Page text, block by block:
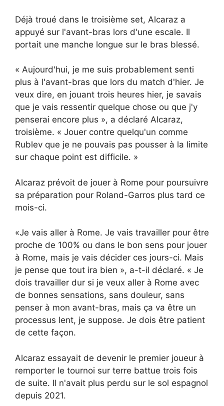
Déjà troué dans le troisième set, Alcaraz a
appuyé sur l'avant-bras lors d'une escale. Il
portait une manche longue sur le bras blessé.
« Aujourd'hui, je me suis probablement senti
plus à l'avant-bras que lors du match d'hier. Je
veux dire, en jouant trois heures hier, je savais
que je vais ressentir quelque chose ou que j'y
penserai encore plus », a déclaré Alcaraz,
troisième. « Jouer contre quelqu'un comme
Rublev que je ne pouvais pas pousser à la limite
sur chaque point est difficile. »
Alcaraz prévoit de jouer à Rome pour poursuivre
sa préparation pour Roland-Garros plus tard ce
mois-ci.
«Je vais aller à Rome. Je vais travailler pour être
proche de 100% ou dans le bon sens pour jouer
à Rome, mais je vais décider ces jours-ci. Mais
je pense que tout ira bien », a-t-il déclaré. « Je
dois travailler dur si je veux aller à Rome avec
de bonnes sensations, sans douleur, sans
penser à mon avant-bras, mais ça va être un
processus lent, je suppose. Je dois être patient
de cette façon.
Alcaraz essayait de devenir le premier joueur à
remporter le tournoi sur terre battue trois fois
de suite. Il n'avait plus perdu sur le sol espagnol
depuis 2021.